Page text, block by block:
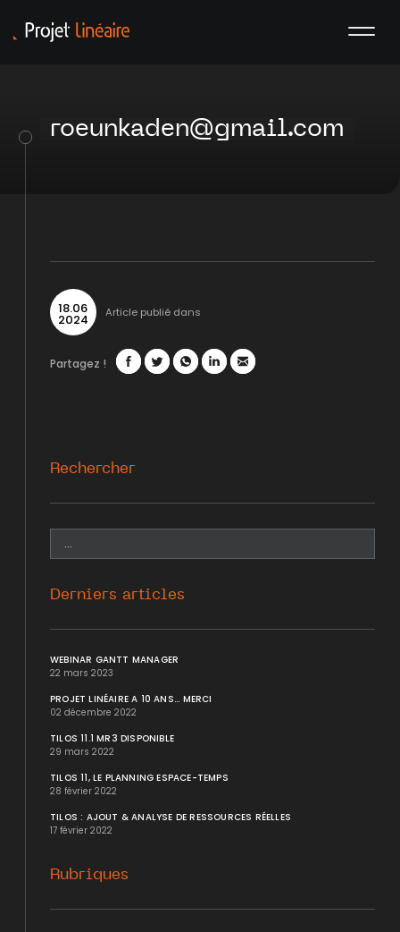
roeunkaden@gmail.com
18.06
2024 Article publié dans
Partagez !
Rechercher
Derniers articles
WEBINAR GANTT MANAGER
22 mars 2023
PROJET LINÉAIRE A 10 ANS... MERCI
02 décembre 2022
TILOS 11.1 MR3 DISPONIBLE
29 mars 2022
TILOS 11, LE PLANNING ESPACE-TEMPS
28 février 2022
TILOS : AJOUT & ANALYSE DE RESSOURCES RÉELLES
17 février 2022
Rubriques